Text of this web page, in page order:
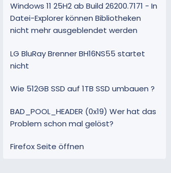
Windows 11 25H2 ab Build 26200.7171 - In
Datei-Explorer können Bibliotheken
nicht mehr ausgeblendet werden
LG BluRay Brenner BH16NS55 startet
nicht
Wie 512GB SSD auf 1TB SSD umbauen ?
BAD_POOL_HEADER (0x19) Wer hat das
Problem schon mal gelöst?
Firefox Seite öffnen